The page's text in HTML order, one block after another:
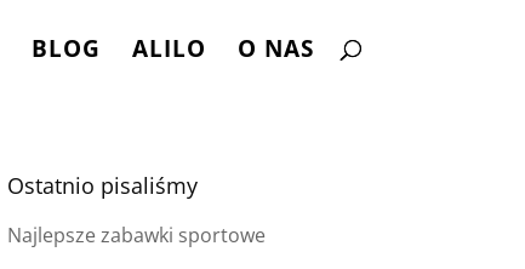
BLOG ALILO O NAS
Ostatnio pisaliśmy
Najlepsze zabawki sportowe